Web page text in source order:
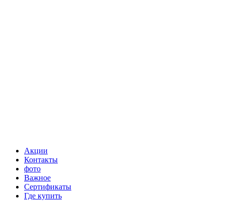
Акции
Контакты
фото
Важное
Сертификаты
Где купить